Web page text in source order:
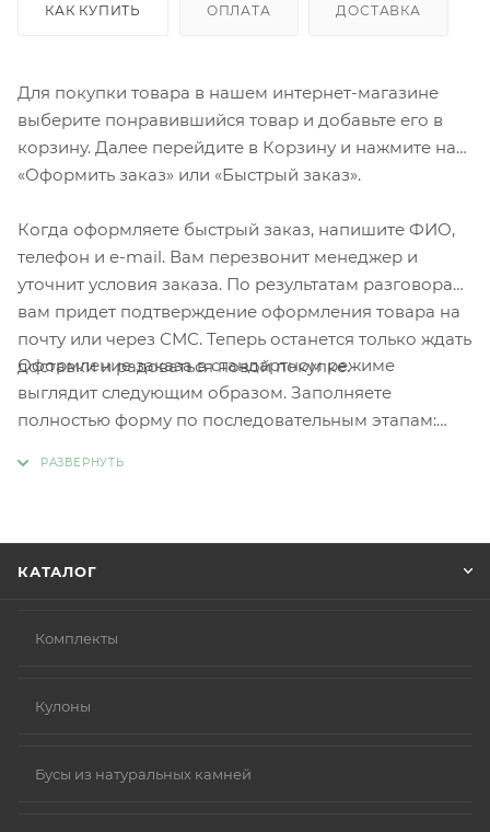
КАК КУПИТЬ ОПЛАТА ДОСТАВКА
Для покупки товара в нашем интернет-магазине
выберите понравившийся товар и добавьте его в
корзину. Далее перейдите в Корзину и нажмите на
«Оформить заказ» или «Быстрый заказ».
Когда оформляете быстрый заказ, напишите ФИО,
телефон и e-mail. Вам перезвонит менеджер и
уточнит условия заказа. По результатам разговора
вам придет подтверждение оформления товара на
почту или через СМС. Теперь останется только ждать
доставки и радоваться новой покупке.
Оформление заказа в стандартном режиме
выглядит следующим образом. Заполняете
полностью форму по последовательным этапам:
КАТАЛОГ
Комплекты
Кулоны
Бусы из натуральных камней